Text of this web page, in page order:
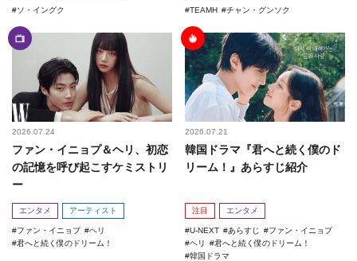
ソ・イングク TEAMH チャン・グンソク
2026.07.24
ファン・イニョプ＆ヘリ、初恋
の記憶を呼び起こすケミストリ
ー
エンタメ アーティスト
ファン・イニョプ
ヘリ
君へと続く僕のドリーム！
2026.07.21
韓国ドラマ『君へと続く僕のド
リーム！』あらすじ紹介
注目 エンタメ
U-NEXT あらすじ
ファン・イニョプ
ヘリ
君へと続く僕のドリーム！
韓国ドラマ